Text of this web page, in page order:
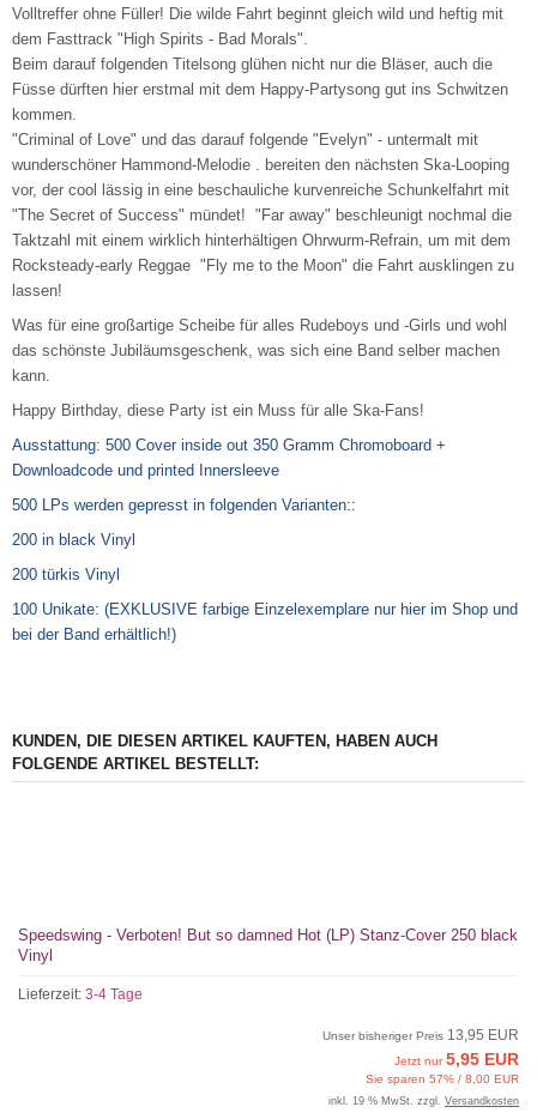
Volltreffer ohne Füller! Die wilde Fahrt beginnt gleich wild und heftig mit
dem Fasttrack "High Spirits - Bad Morals".
Beim darauf folgenden Titelsong glühen nicht nur die Bläser, auch die
Füsse dürften hier erstmal mit dem Happy-Partysong gut ins Schwitzen
kommen.
"Criminal of Love" und das darauf folgende "Evelyn" - untermalt mit
wunderschöner Hammond-Melodie . bereiten den nächsten Ska-Looping
vor, der cool lässig in eine beschauliche kurvenreiche Schunkelfahrt mit
"The Secret of Success" mündet! "Far away" beschleunigt nochmal die
Taktzahl mit einem wirklich hinterhältigen Ohrwurm-Refrain, um mit dem
Rocksteady-early Reggae "Fly me to the Moon" die Fahrt ausklingen zu
lassen!
Was für eine großartige Scheibe für alles Rudeboys und -Girls und wohl
das schönste Jubiläumsgeschenk, was sich eine Band selber machen
kann.
Happy Birthday, diese Party ist ein Muss für alle Ska-Fans!
Ausstattung: 500 Cover inside out 350 Gramm Chromoboard +
Downloadcode und printed Innersleeve
500 LPs werden gepresst in folgenden Varianten::
200 in black Vinyl
200 türkis Vinyl
100 Unikate: (EXKLUSIVE farbige Einzelexemplare nur hier im Shop und
bei der Band erhältlich!)
KUNDEN, DIE DIESEN ARTIKEL KAUFTEN, HABEN AUCH
FOLGENDE ARTIKEL BESTELLT:
Speedswing - Verboten! But so damned Hot (LP) Stanz-Cover 250 black
Vinyl
Lieferzeit: 3-4 Tage
Unser bisheriger Preis 13,95 EUR
Jetzt nur5,95 EUR
Sie sparen 57% / 8,00 EUR
inkl. 19 % MwSt. zzgl. Versandkosten